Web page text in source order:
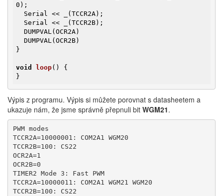
0);
}
void loop()
{
}
Výpis z programu. Výpis si můžete porovnat s datasheetem a
ukazuje nám, že jsme správně přepnuli bit WGM21.
PWM modes
TCCR2A=10000001: COM2A1 WGM20
TCCR2B=100: CS22
OCR2A=1
OCR2B=0
TIMER2 Mode 3: Fast PWM
TCCR2A=10000011: COM2A1 WGM21 WGM20
TCCR2B=100: CS22